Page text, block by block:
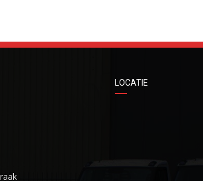
LOCATIE